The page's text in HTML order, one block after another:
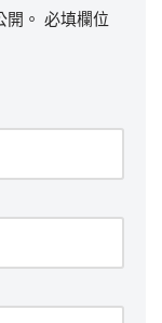
。 必填欄位